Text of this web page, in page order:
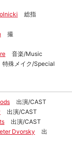
総指
撮
音楽/Music
特殊メイク/Special
出演/CAST
出演/CAST
出演/CAST
Dvorsky
出